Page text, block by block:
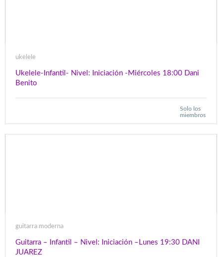
ukelele
Ukelele-Infantil- Nivel: Iniciación -Miércoles 18:00 Dani
Benito
Solo los
miembros
guitarra moderna
Guitarra – Infantil – Nivel: Iniciación –Lunes 19:30 DANI
JUAREZ